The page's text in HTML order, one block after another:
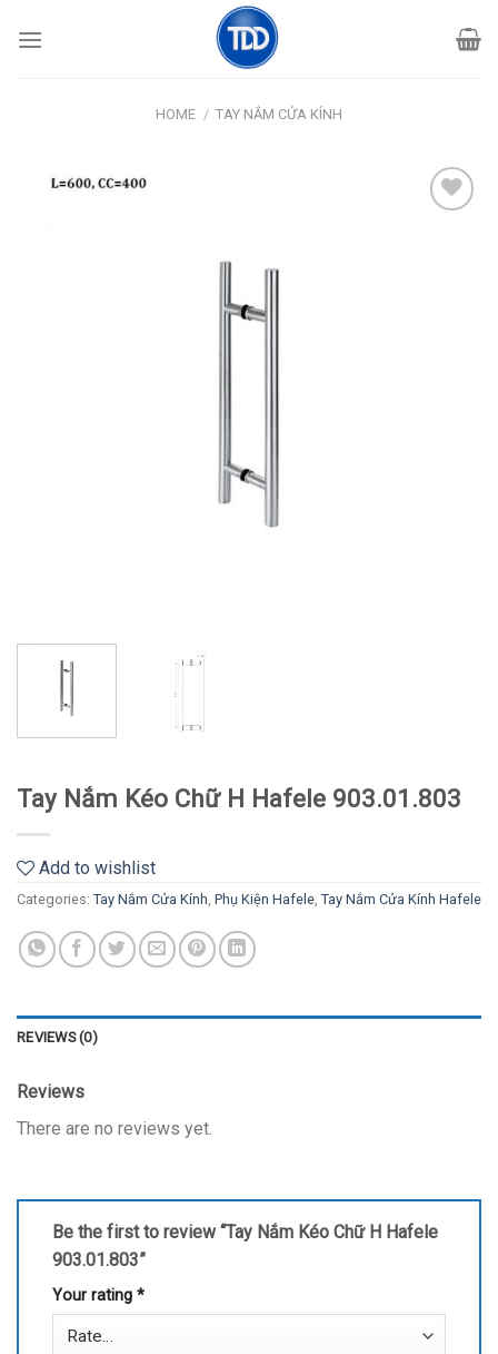
HOME / TAY NẮM CỬA KÍNH
Tay Nắm Kéo Chữ H Hafele 903.01.803
Add to wishlist
Categories: Tay Nắm Cửa Kính Phụ Kiện Hafele Tay Nắm Cửa Kính Hafele
REVIEWS (0)
Reviews
There are no reviews yet.
Be the first to review “Tay Nắm Kéo Chữ H Hafele
903.01.803”
Your rating *